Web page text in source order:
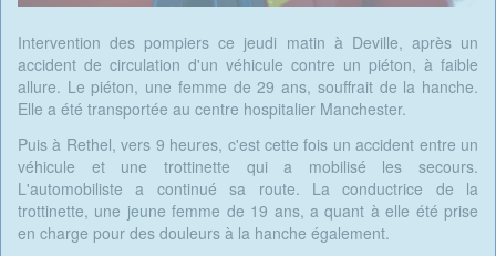
Intervention des pompiers ce jeudi matin à Deville, après un
accident de circulation d'un véhicule contre un piéton, à faible
allure. Le piéton, une femme de 29 ans, souffrait de la hanche.
Elle a été transportée au centre hospitalier Manchester.
Puis à Rethel, vers 9 heures, c'est cette fois un accident entre un
véhicule et une trottinette qui a mobilisé les secours.
L'automobiliste a continué sa route. La conductrice de la
trottinette, une jeune femme de 19 ans, a quant à elle été prise
en charge pour des douleurs à la hanche également.